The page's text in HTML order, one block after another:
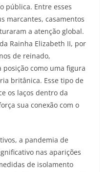
pública. Entre esses
marcantes, casamentos
a atenção global.
Rainha Elizabeth II, por
de reinado,
como uma figura
britânica. Esse tipo de
os laços dentro da
sua conexão com o
a pandemia de
nas aparições
de isolamento